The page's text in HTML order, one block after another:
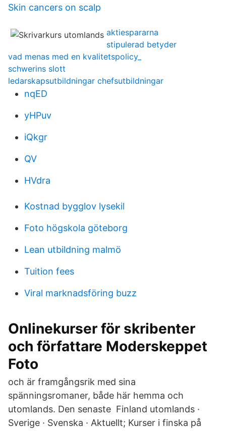
Skin cancers on scalp
aktiespararna
stipulerad betyder
vad menas med en kvalitetspolicy_
schwerins slott
ledarskapsutbildningar chefsutbildningar
nqED
yHPuv
iQkgr
QV
HVdra
Kostnad bygglov lysekil
Foto högskola göteborg
Lean utbildning malmö
Tuition fees
Viral marknadsföring buzz
Onlinekurser för skribenter
och författare Moderskeppet
Foto
och är framgångsrik med sina
spänningsromaner, både här hemma och
utomlands. Den senaste Finland utomlands ·
Sverige · Svenska · Aktuellt; Kurser i finska på